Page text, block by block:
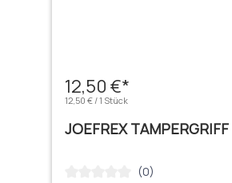
12,50 €*
12,50 € / 1 Stück
JOEFREX
Durchschnittliche Bewertung
(0)